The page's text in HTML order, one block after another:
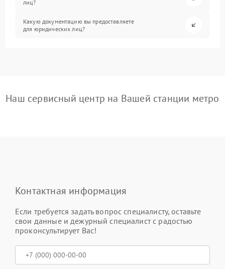
лиц?
Какую документацию вы предоставляете
для юридических лиц?
Наш сервисный центр на Вашей станции метро
Контактная информация
Если требуется задать вопрос специалисту, оставьте
свои данные и дежурный специалист с радостью
проконсультирует Вас!